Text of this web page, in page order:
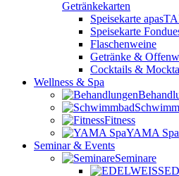
Getränkekarten
Speisekarte
Speisekarte
Flaschenweine
Getränke &
Cocktails &
Wellness & Spa
Fitness
YAMA Spa
Seminar & Events
Seminare